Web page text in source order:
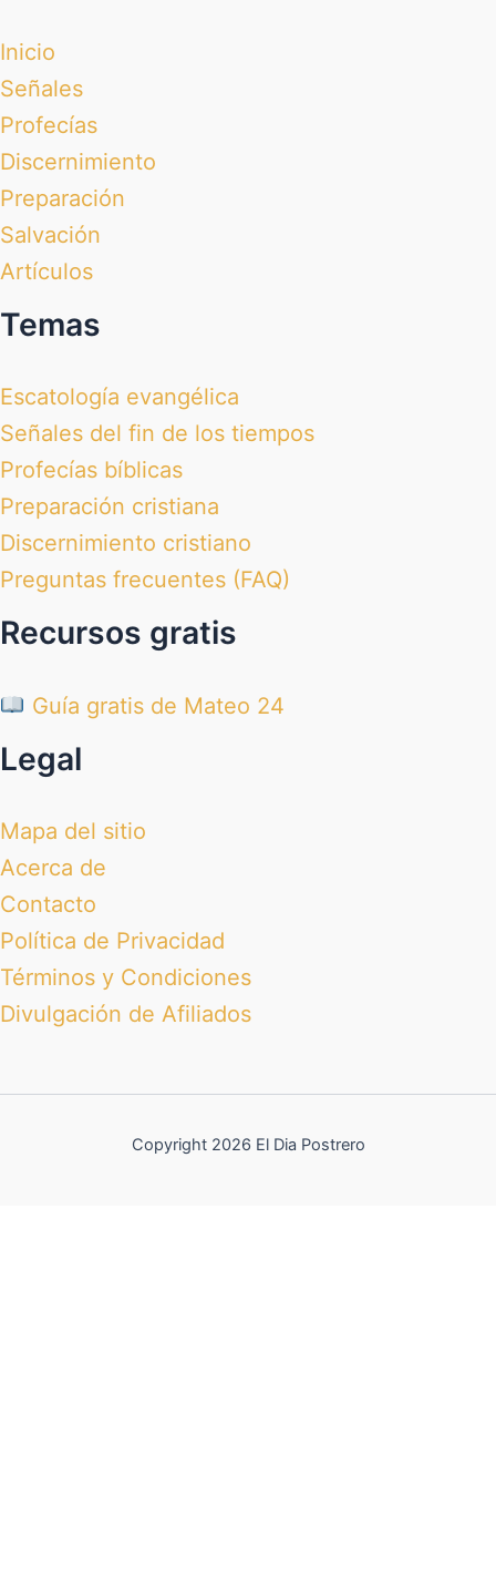
Inicio
Señales
Profecías
Discernimiento
Preparación
Salvación
Artículos
Temas
Escatología evangélica
Señales del fin de los tiempos
Profecías bíblicas
Preparación cristiana
Discernimiento cristiano
Preguntas frecuentes (FAQ)
Recursos gratis
Guía gratis de Mateo 24
Legal
Mapa del sitio
Acerca de
Contacto
Política de Privacidad
Términos y Condiciones
Divulgación de Afiliados
Copyright 2026 El Dia Postrero